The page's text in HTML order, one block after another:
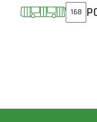
168